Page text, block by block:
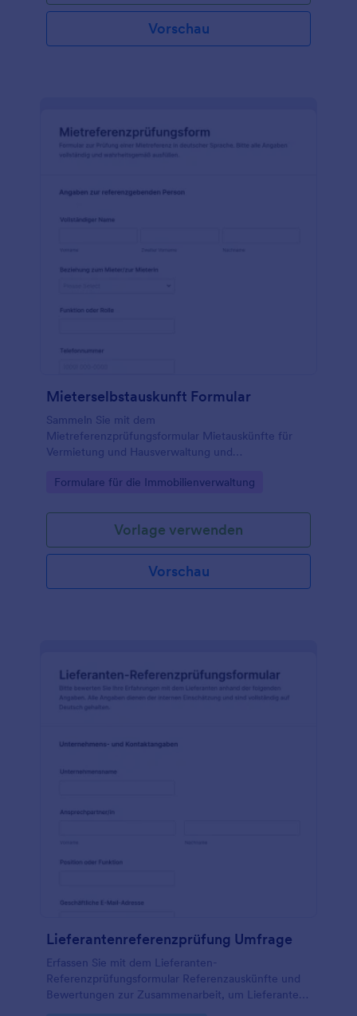
Vorschau
Mieterselbstauskunft Formular
Sammeln Sie mit dem
Mietreferenzprüfungsformular Mietauskünfte für
Vermietung und Hausverwaltung und
Entscheidungen zu Bewerbungen und
können.
Go to Category:
Formulare für die Immobilienverwaltung
Vorlage verwenden
Vorschau
Lieferantenreferenzprüfung Umfrage
Erfassen Sie mit dem Lieferanten-
Referenzprüfungsformular Referenzauskünfte und
Bewertungen zur Zusammenarbeit, um Lieferanten